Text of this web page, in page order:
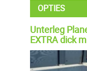
OPTIES
Unterleg
EXTRA dick